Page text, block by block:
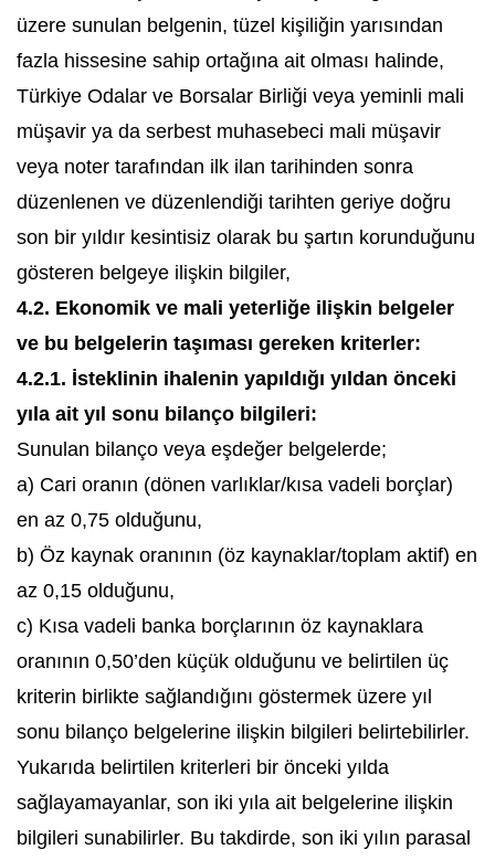
üzere sunulan belgenin, tüzel kişiliğin yarısından
fazla hissesine sahip ortağına ait olması halinde,
Türkiye Odalar ve Borsalar Birliği veya yeminli mali
müşavir ya da serbest muhasebeci mali müşavir
veya noter tarafından ilk ilan tarihinden sonra
düzenlenen ve düzenlendiği tarihten geriye doğru
son bir yıldır kesintisiz olarak bu şartın korunduğunu
gösteren belgeye ilişkin bilgiler,
4.2. Ekonomik ve mali yeterliğe ilişkin belgeler
ve bu belgelerin taşıması gereken kriterler:
4.2.1. İsteklinin ihalenin yapıldığı yıldan önceki
yıla ait yıl sonu bilanço bilgileri:
Sunulan bilanço veya eşdeğer belgelerde;
a) Cari oranın (dönen varlıklar/kısa vadeli borçlar)
en az 0,75 olduğunu,
b) Öz kaynak oranının (öz kaynaklar/toplam aktif) en
az 0,15 olduğunu,
c) Kısa vadeli banka borçlarının öz kaynaklara
oranının 0,50’den küçük olduğunu ve belirtilen üç
kriterin birlikte sağlandığını göstermek üzere yıl
sonu bilanço belgelerine ilişkin bilgileri belirtebilirler.
Yukarıda belirtilen kriterleri bir önceki yılda
sağlayamayanlar, son iki yıla ait belgelerine ilişkin
bilgileri sunabilirler. Bu takdirde, son iki yılın parasal